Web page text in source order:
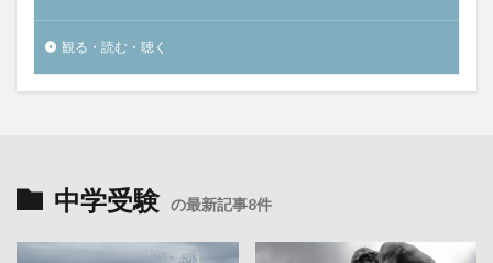
観る・読む・聴く
中学受験 の最新記事8件